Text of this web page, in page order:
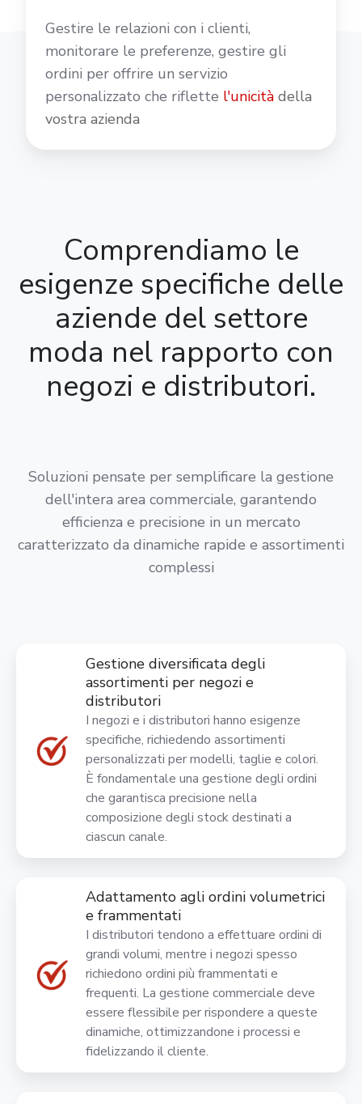
Gestire le relazioni con i clienti,
monitorare le preferenze, gestire gli
ordini per offrire un servizio
personalizzato che riflette l'unicità della
vostra azienda
Comprendiamo le
esigenze specifiche delle
aziende del settore
moda nel rapporto con
negozi e distributori.
Soluzioni pensate per semplificare la gestione
dell'intera area commerciale, garantendo
efficienza e precisione in un mercato
caratterizzato da dinamiche rapide e assortimenti
complessi
Gestione diversificata degli
assortimenti per negozi e
distributori
I negozi e i distributori hanno esigenze
specifiche, richiedendo assortimenti
personalizzati per modelli, taglie e colori.
È fondamentale una gestione degli ordini
che garantisca precisione nella
composizione degli stock destinati a
ciascun canale.
Adattamento agli ordini volumetrici
e frammentati
I distributori tendono a effettuare ordini di
grandi volumi, mentre i negozi spesso
richiedono ordini più frammentati e
frequenti. La gestione commerciale deve
essere flessibile per rispondere a queste
dinamiche, ottimizzandone i processi e
fidelizzando il cliente.